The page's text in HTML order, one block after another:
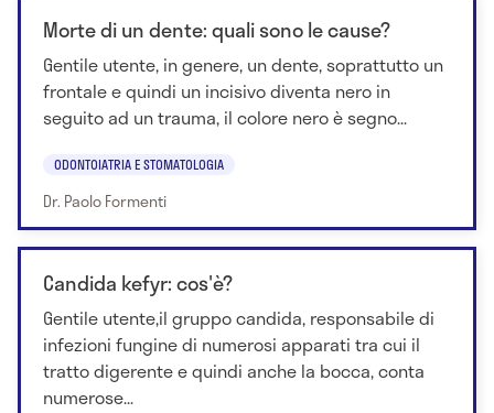
Morte di un dente: quali sono le cause?
Gentile utente, in genere, un dente, soprattutto un
frontale e quindi un incisivo diventa nero in
seguito ad un trauma, il colore nero è segno...
ODONTOIATRIA E STOMATOLOGIA
Dr. Paolo Formenti
Candida kefyr: cos'è?
Gentile utente,il gruppo candida, responsabile di
infezioni fungine di numerosi apparati tra cui il
tratto digerente e quindi anche la bocca, conta
numerose...